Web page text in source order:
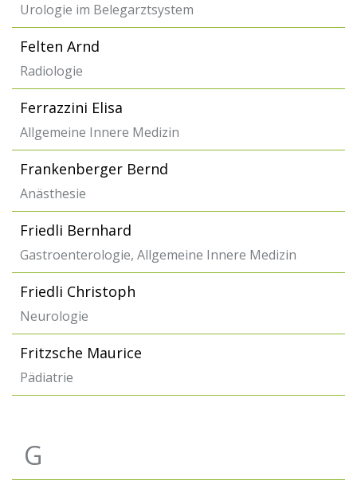
Urologie im Belegarztsystem
Felten Arnd
Radiologie
Ferrazzini Elisa
Allgemeine Innere Medizin
Frankenberger Bernd
Anästhesie
Friedli Bernhard
Gastroenterologie, Allgemeine Innere Medizin
Friedli Christoph
Neurologie
Fritzsche Maurice
Pädiatrie
G